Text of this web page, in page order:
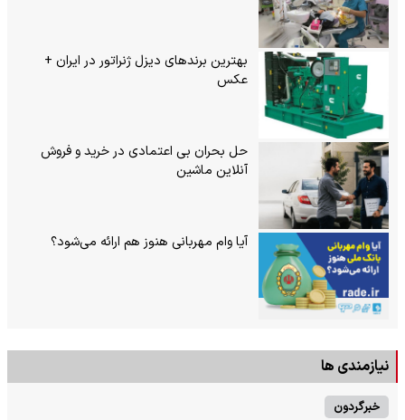
بهترین برندهای دیزل ژنراتور در ایران +
عکس
حل بحران بی‌ اعتمادی در خرید و فروش
آنلاین ماشین
آیا وام مهربانی هنوز هم ارائه می‌شود؟
نیازمندی ها
خبرگردون